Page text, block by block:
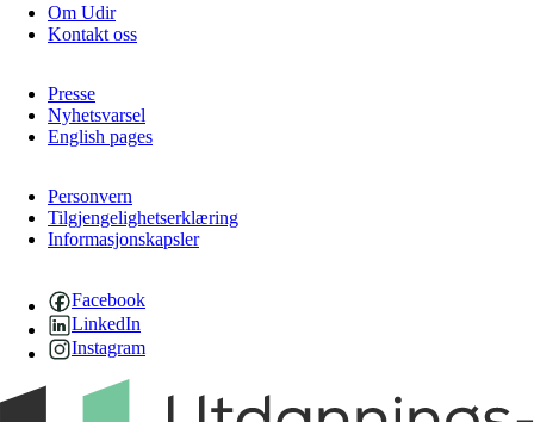
Om Udir
Kontakt oss
Presse
Nyhetsvarsel
English pages
Personvern
Tilgjengelighetserklæring
Informasjonskapsler
Facebook
LinkedIn
Instagram